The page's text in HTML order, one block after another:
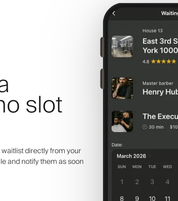
slot
directly from your
and notify them as soon